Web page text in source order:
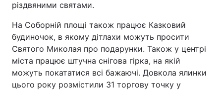
різдвяними святами.
На Соборній площі також працює Казковий
будиночок, в якому дітлахи можуть просити
Святого Миколая про подарунки. Також у центрі
міста працює штучна снігова гірка, на якій
можуть покататися всі бажаючі. Довкола ялинки
цього року розмістили 31 торгову точку у